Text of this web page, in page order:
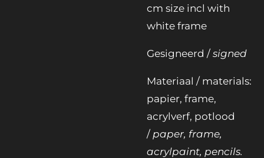
cm size incl with
white frame
Gesigneerd / signed
Materiaal / materials:
papier, frame,
acrylverf, potlood
/ paper, frame,
acrylpaint, pencils.